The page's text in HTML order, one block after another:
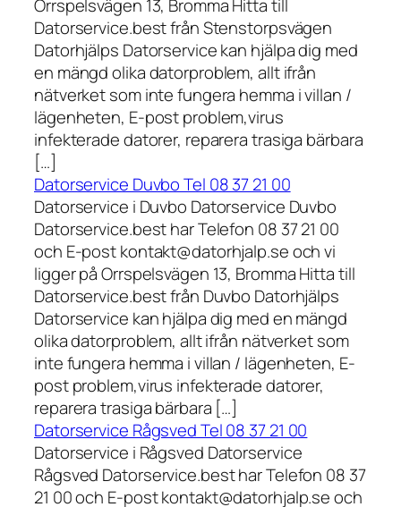
Orrspelsvägen 13, Bromma Hitta till
Datorservice.best från Stenstorpsvägen
Datorhjälps Datorservice kan hjälpa dig med
en mängd olika datorproblem, allt ifrån
nätverket som inte fungera hemma i villan /
lägenheten, E-post problem,virus
infekterade datorer, reparera trasiga bärbara
[…]
Datorservice Duvbo Tel 08 37 21 00
Datorservice i Duvbo Datorservice Duvbo
Datorservice.best har Telefon 08 37 21 00
och E-post kontakt@datorhjalp.se och vi
ligger på Orrspelsvägen 13, Bromma Hitta till
Datorservice.best från Duvbo Datorhjälps
Datorservice kan hjälpa dig med en mängd
olika datorproblem, allt ifrån nätverket som
inte fungera hemma i villan / lägenheten, E-
post problem,virus infekterade datorer,
reparera trasiga bärbara […]
Datorservice Rågsved Tel 08 37 21 00
Datorservice i Rågsved Datorservice
Rågsved Datorservice.best har Telefon 08 37
21 00 och E-post kontakt@datorhjalp.se och